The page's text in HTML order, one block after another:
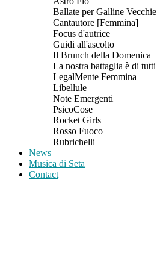
Ballate per Galline Vecchie
Cantautore [Femmina]
Focus d'autrice
Guidi all'ascolto
Il Brunch della Domenica
La nostra battaglia è di tutti
LegalMente Femmina
Libellule
Note Emergenti
PsicoCose
Rocket Girls
Rosso Fuoco
Rubrichelli
News
Musica di Seta
Contact